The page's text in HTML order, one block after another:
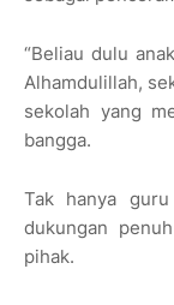
“Beliau dulu
Alhamdulillah,
sekolah yang
bangga.
Tak hanya
dukungan
pihak.